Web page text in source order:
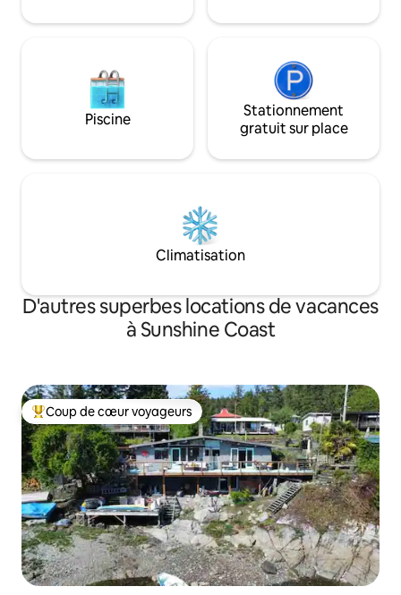
Pas idéal pour les enfants BL#00000770
Piscine
Stationnement
gratuit sur place
Climatisation
D'autres superbes locations de vacances
à Sunshine Coast
Coup de cœur voyageurs parmi les plus aimés
Coup de cœur voyageurs